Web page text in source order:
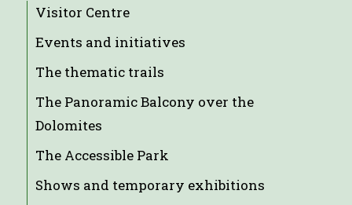
Visitor Centre
Events and initiatives
The thematic trails
The Panoramic Balcony over the
Dolomites
The Accessible Park
Shows and temporary exhibitions